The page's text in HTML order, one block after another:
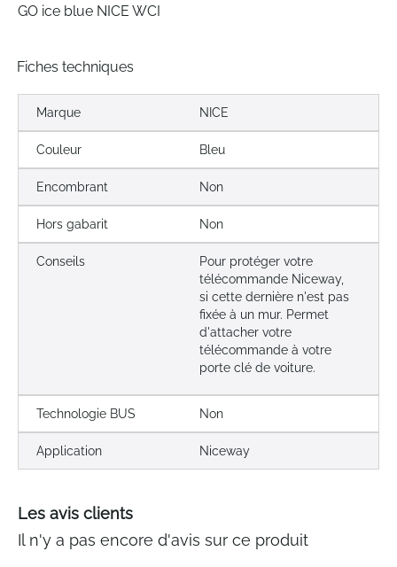
GO ice blue NICE WCI
Fiches techniques
Marque NICE
Couleur Bleu
Encombrant Non
Hors gabarit Non
Conseils
Pour protéger votre
télécommande Niceway,
si cette dernière n'est pas
fixée à un mur. Permet
d'attacher votre
télécommande à votre
porte clé de voiture.
Technologie BUS Non
Application Niceway
Les avis clients
Il n'y a pas encore d'avis sur ce produit